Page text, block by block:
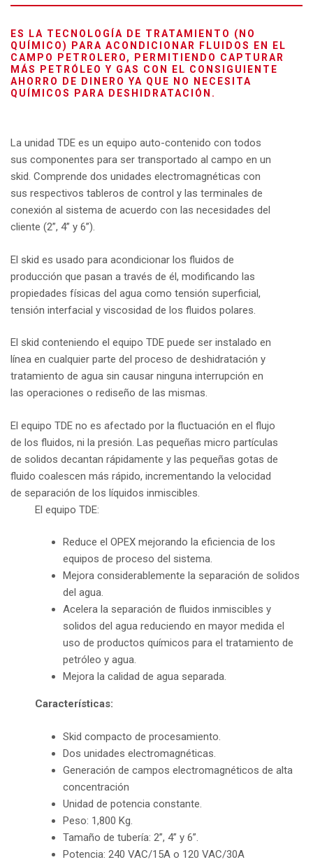
ES LA TECNOLOGÍA DE TRATAMIENTO (NO
QUÍMICO) PARA ACONDICIONAR FLUIDOS EN EL
CAMPO PETROLERO, PERMITIENDO CAPTURAR
MÁS PETRÓLEO Y GAS CON EL CONSIGUIENTE
AHORRO DE DINERO YA QUE NO NECESITA
QUÍMICOS PARA DESHIDRATACIÓN.
La unidad TDE es un equipo auto-contenido con todos
sus componentes para ser transportado al campo en un
skid. Comprende dos unidades electromagnéticas con
sus respectivos tableros de control y las terminales de
conexión al sistema de acuerdo con las necesidades del
cliente (2”, 4” y 6”).
El skid es usado para acondicionar los fluidos de
producción que pasan a través de él, modificando las
propiedades físicas del agua como tensión superficial,
tensión interfacial y viscosidad de los fluidos polares.
El skid conteniendo el equipo TDE puede ser instalado en
línea en cualquier parte del proceso de deshidratación y
tratamiento de agua sin causar ninguna interrupción en
las operaciones o rediseño de las mismas.
El equipo TDE no es afectado por la fluctuación en el flujo
de los fluidos, ni la presión. Las pequeñas micro partículas
de solidos decantan rápidamente y las pequeñas gotas de
fluido coalescen más rápido, incrementando la velocidad
de separación de los líquidos inmiscibles.
El equipo TDE:
Reduce el OPEX mejorando la eficiencia de los
equipos de proceso del sistema.
Mejora considerablemente la separación de solidos
del agua.
Acelera la separación de fluidos inmiscibles y
solidos del agua reduciendo en mayor medida el
uso de productos químicos para el tratamiento de
petróleo y agua.
Mejora la calidad de agua separada.
Características:
Skid compacto de procesamiento.
Dos unidades electromagnéticas.
Generación de campos electromagnéticos de alta
concentración
Unidad de potencia constante.
Peso: 1,800 Kg.
Tamaño de tubería: 2”, 4” y 6”.
Potencia: 240 VAC/15A o 120 VAC/30A